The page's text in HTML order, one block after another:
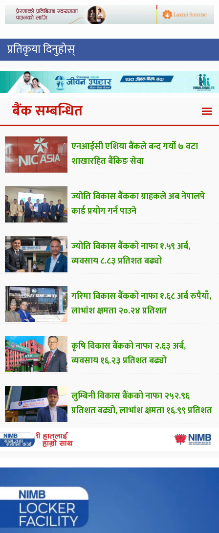
प्रतिकृया दिनुहोस्
बैंक सम्बन्धित
एनआईसी एशिया बैंकले बन्द गर्यो ७ वटा
शाखारहित बैंकिङ सेवा
ज्योति विकास बैंकका ग्राहकले अब नेपालपे
कार्ड प्रयोग गर्न पाउने
ज्योति विकास बैंकको नाफा १.५९ अर्ब,
व्यवसाय ८.८३ प्रतिशत बढ्यो
गरिमा विकास बैंकको नाफा १.६८ अर्ब रुपैयाँ,
लाभांश क्षमता २०.२४ प्रतिशत
कृषि विकास बैंकको नाफा २.६३ अर्ब,
व्यवसाय १६.२३ प्रतिशत बढ्यो
लुम्बिनी विकास बैंकको नाफा २५२.९६
प्रतिशत बढ्यो, लाभांश क्षमता १६.९९ प्रतिशत